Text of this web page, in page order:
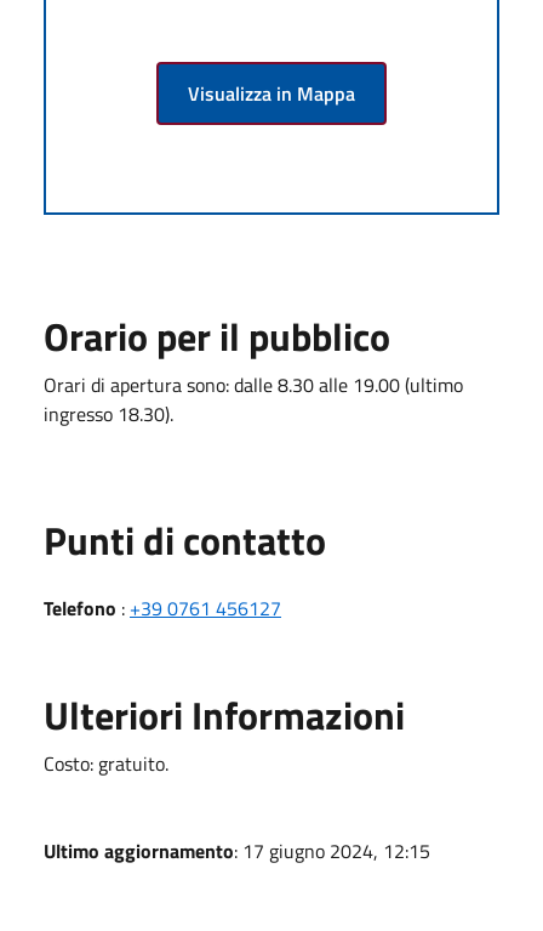
Visualizza in Mappa
Orario per il pubblico
Orari di apertura sono: dalle 8.30 alle 19.00 (ultimo
ingresso 18.30).
Punti di contatto
Telefono : +39 0761 456127
Ulteriori Informazioni
Costo: gratuito.
Ultimo aggiornamento: 17 giugno 2024, 12:15